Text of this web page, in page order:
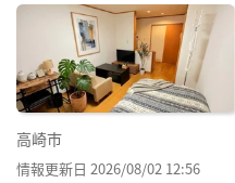
高崎市
情報更新日 2026/08/02 12:56